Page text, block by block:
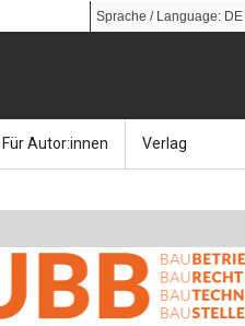
Social Media
Für Autor:innen
Kalender
Zeitschriften
Verlag
So finden Sie